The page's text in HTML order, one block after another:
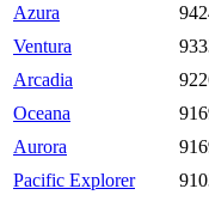
Azura
Ventura
Arcadia
Oceana
Aurora
Pacific Explorer